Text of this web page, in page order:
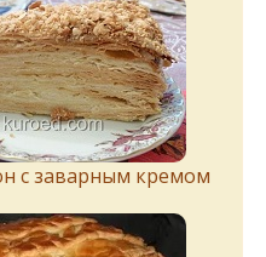
с заварным кремом